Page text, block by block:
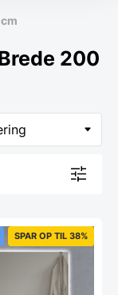
200
SPAR OP TIL 38%